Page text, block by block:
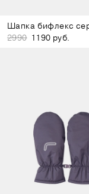
2990 1190 руб.